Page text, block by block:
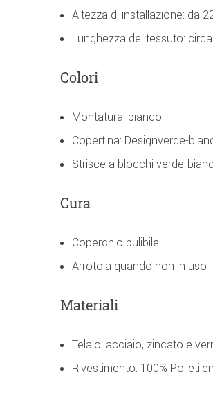
Altezza di installazione: da
Lunghezza del tessuto:
Colori
Montatura: bianco
Copertina: Designverde-
Strisce a blocchi verde-
Cura
Coperchio pulibile
Arrotola quando non in uso
Materiali
Telaio: acciaio, zincato e
Rivestimento: 100%